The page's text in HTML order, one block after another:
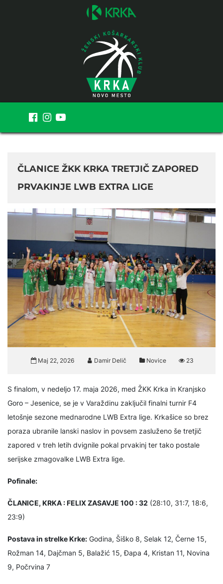
ČLANICE ŽKK KRKA TRETJIČ ZAPORED
PRVAKINJE LWB EXTRA LIGE
Maj 22, 2026 Damir Delič Novice 23
S finalom, v nedeljo 17. maja 2026, med ŽKK Krka in Kranjsko
Goro – Jesenice, se je v Varaždinu zaključil finalni turnir F4
letošnje sezone mednarodne LWB Extra lige. Krkašice so brez
poraza ubranile lanski naslov in povsem zasluženo še tretjič
zapored v treh letih dvignile pokal prvakinj ter tako postale
serijske zmagovalke LWB Extra lige.
Pofinale:
ČLANICE, KRKA : FELIX ZASAVJE 100 : 32 (28:10, 31:7, 18:6,
23:9)
Postava in strelke Krke: Godina, Šiško 8, Selak 12, Černe 15,
Rožman 14, Dajčman 5, Balažić 15, Đapa 4, Kristan 11, Novina
9, Počrvina 7